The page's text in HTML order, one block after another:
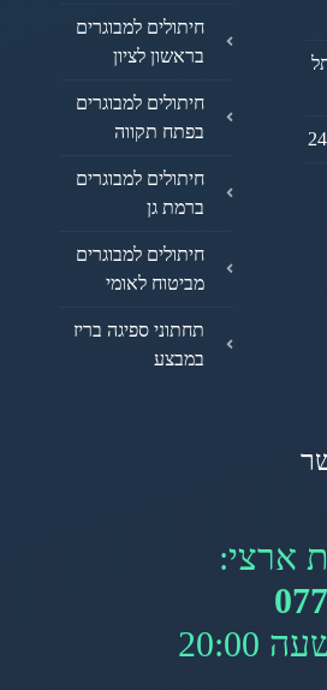
חיתולים למבוגרים
בראשון לציון
חיתולים למבוגרים
בפתח תקווה
חיתולים למבוגרים
ברמת גן
חיתולים למבוגרים
מביטוח לאומי
תחתוני ספיגה בריז
במבצע
ארצי: